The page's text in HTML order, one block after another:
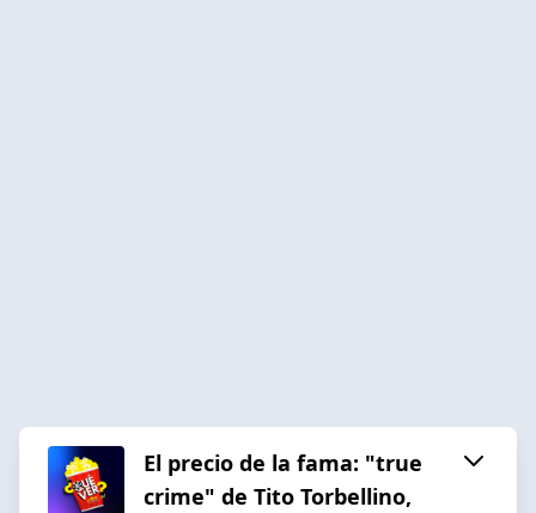
El precio de la fama: "true
crime" de Tito Torbellino,